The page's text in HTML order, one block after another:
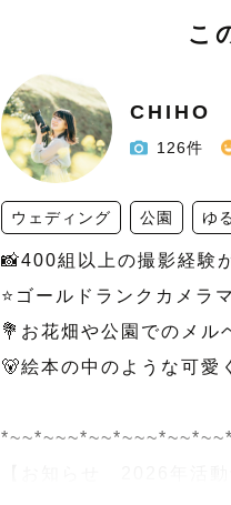
こ
CHIHO
126件
ウェディング 公園 ゆ
📸400組以上の撮影経験
⭐️ゴールドランクカメラ
💐お花畑や公園でのメル
🐻絵本の中のような可愛